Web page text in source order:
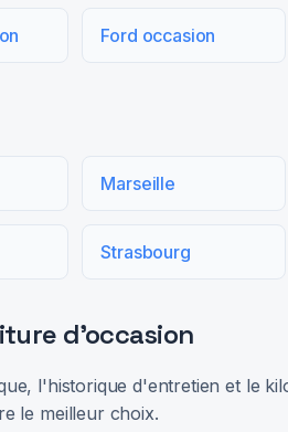
Ford occasion
Marseille
Strasbourg
d'occasion
l'historique d'entretien et le
le meilleur choix.